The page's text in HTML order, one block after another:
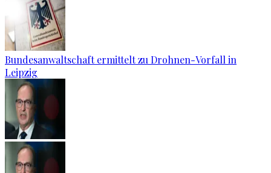
Bundesanwaltschaft ermittelt zu Drohnen-Vorfall in
Leipzig